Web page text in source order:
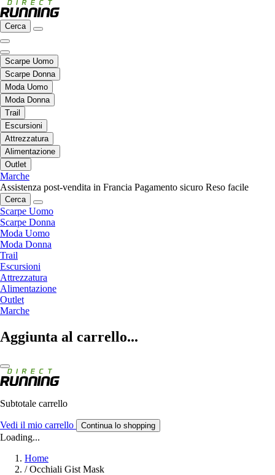
Cerca
Scarpe Uomo
Scarpe Donna
Moda Uomo
Moda Donna
Trail
Escursioni
Attrezzatura
Alimentazione
Outlet
Marche
Assistenza post-vendita in Francia Pagamento sicuro Reso facile
Cerca
Scarpe Uomo
Scarpe Donna
Moda Uomo
Moda Donna
Trail
Escursioni
Attrezzatura
Alimentazione
Outlet
Marche
Aggiunta al carrello...
Subtotale carrello
Vedi il mio carrello Continua lo shopping
Loading...
Home
/ Occhiali Gist Mask